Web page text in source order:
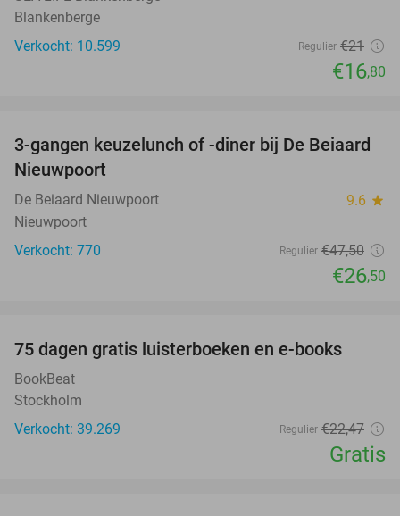
Blankenberge
Verkocht: 10.599
Regulier €21
€16,80
44%
3-gangen keuzelunch of -diner bij De Beiaard
Nieuwpoort
De Beiaard Nieuwpoort 9.6 star
Nieuwpoort
Verkocht: 770
Regulier €47,50
€26,50
75 dagen gratis luisterboeken en e-books
BookBeat
Stockholm
Verkocht: 39.269
Regulier €22,47
Gratis